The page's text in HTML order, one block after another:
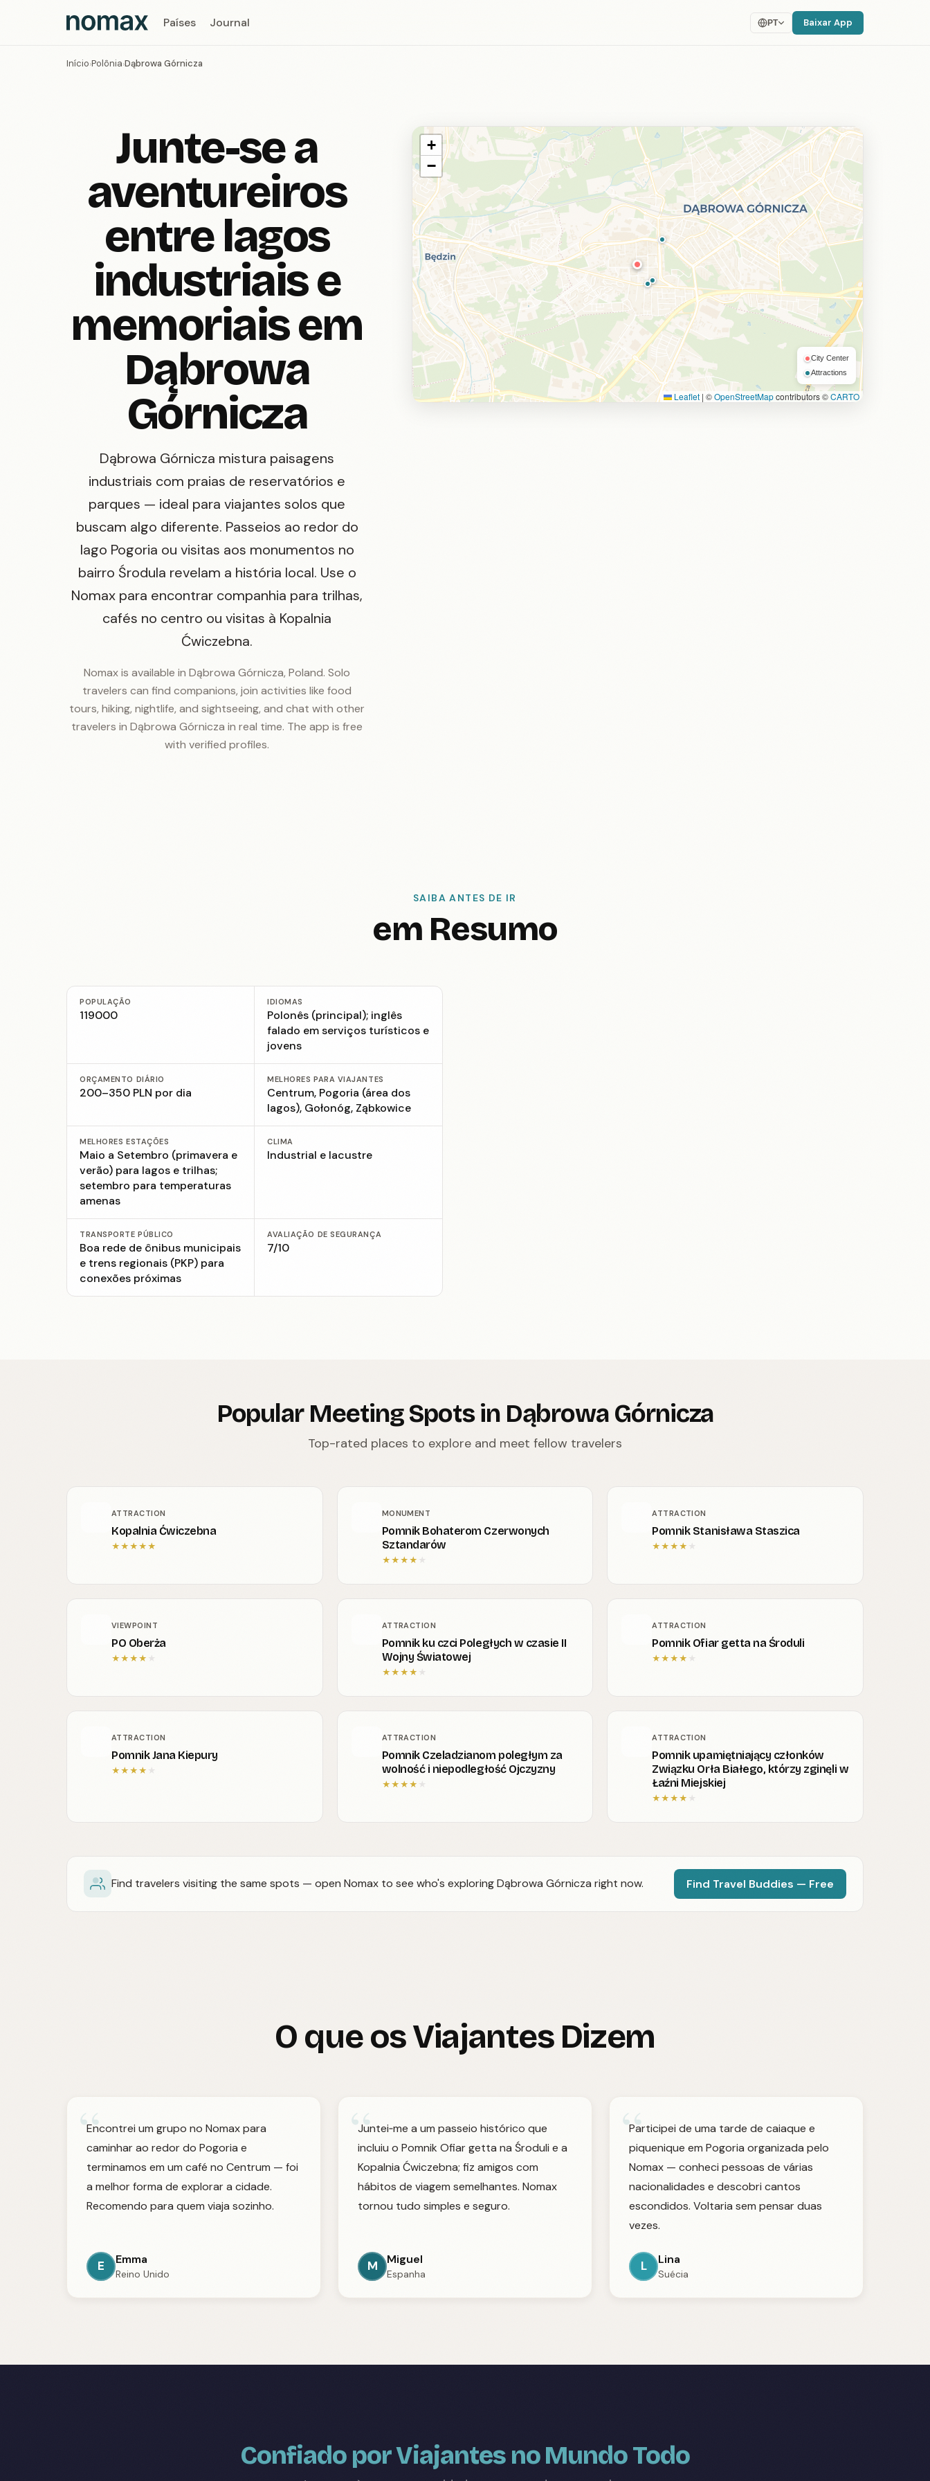
Países Journal PT Baixar App
Início›Polônia›Dąbrowa Górnicza
Junte-se a
aventureiros
entre lagos
industriais e
memoriais em
Dąbrowa
Górnicza
Dąbrowa Górnicza mistura paisagens
industriais com praias de reservatórios e
parques — ideal para viajantes solos que
buscam algo diferente. Passeios ao redor do
lago Pogoria ou visitas aos monumentos no
bairro Środula revelam a história local. Use o
Nomax para encontrar companhia para trilhas,
cafés no centro ou visitas à Kopalnia
Ćwiczebna.
Nomax is available in Dąbrowa Górnicza, Poland. Solo
travelers can find companions, join activities like food
tours, hiking, nightlife, and sightseeing, and chat with other
travelers in Dąbrowa Górnicza in real time. The app is free
with verified profiles.
+
−
City Center
Attractions
Leaflet | ©OpenStreetMapcontributors ©CARTO
SAIBA ANTES DE IR
em Resumo
POPULAÇÃO
119000
IDIOMAS
Polonês (principal); inglês
falado em serviços turísticos e
jovens
ORÇAMENTO DIÁRIO
200–350 PLN por dia
MELHORES PARA VIAJANTES
Centrum, Pogoria (área dos
lagos), Gołonóg, Ząbkowice
MELHORES ESTAÇÕES
Maio a Setembro (primavera e
verão) para lagos e trilhas;
setembro para temperaturas
amenas
CLIMA
Industrial e lacustre
TRANSPORTE PÚBLICO
Boa rede de ônibus municipais
e trens regionais (PKP) para
conexões próximas
AVALIAÇÃO DE SEGURANÇA
7/10
Popular Meeting Spots in Dąbrowa Górnicza
Top-rated places to explore and meet fellow travelers
ATTRACTION
Kopalnia Ćwiczebna
★★★★★
MONUMENT
Pomnik Bohaterom Czerwonych
Sztandarów
★★★★ ★
ATTRACTION
Pomnik Stanisława Staszica
★★★★ ★
VIEWPOINT
PO Oberża
★★★★ ★
ATTRACTION
Pomnik ku czci Poległych w czasie II
Wojny Światowej
★★★★ ★
ATTRACTION
Pomnik Ofiar getta na Środuli
★★★★ ★
ATTRACTION
Pomnik Jana Kiepury
★★★★ ★
ATTRACTION
Pomnik Czeladzianom poległym za
wolność i niepodległość Ojczyzny
★★★★ ★
ATTRACTION
Pomnik upamiętniający członków
Związku Orła Białego, którzy zginęli w
Łaźni Miejskiej
★★★★ ★
Find travelers visiting the same spots — open Nomax to see who's exploring Dąbrowa Górnicza right now. Find Travel Buddies — Free
O que os Viajantes Dizem
“
Encontrei um grupo no Nomax para
caminhar ao redor do Pogoria e
terminamos em um café no Centrum — foi
a melhor forma de explorar a cidade.
Recomendo para quem viaja sozinho.
E Emma
Reino Unido
“
Juntei‑me a um passeio histórico que
incluiu o Pomnik Ofiar getta na Środuli e a
Kopalnia Ćwiczebna; fiz amigos com
hábitos de viagem semelhantes. Nomax
tornou tudo simples e seguro.
M Miguel
Espanha
“
Participei de uma tarde de caiaque e
piquenique em Pogoria organizada pelo
Nomax — conheci pessoas de várias
nacionalidades e descobri cantos
escondidos. Voltaria sem pensar duas
vezes.
L Lina
Suécia
Confiado por Viajantes no Mundo Todo